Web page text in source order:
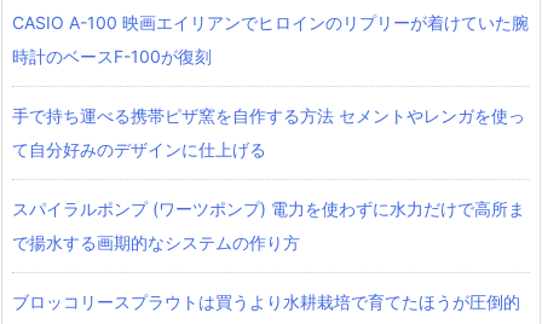
CASIO A-100 映画エイリアンでヒロインのリプリーが着けていた腕
時計のベースF-100が復刻
手で持ち運べる携帯ピザ窯を自作する方法 セメントやレンガを使っ
て自分好みのデザインに仕上げる
スパイラルポンプ (ワーツポンプ) 電力を使わずに水力だけで高所ま
で揚水する画期的なシステムの作り方
ブロッコリースプラウトは買うより水耕栽培で育てたほうが圧倒的